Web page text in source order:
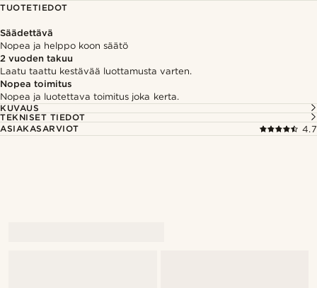
TUOTETIEDOT
Säädettävä
Nopea ja helppo koon säätö
2 vuoden takuu
Laatu taattu kestävää luottamusta varten.
Nopea toimitus
Nopea ja luotettava toimitus joka kerta.
KUVAUS
TEKNISET TIEDOT
ASIAKASARVIOT
4.7